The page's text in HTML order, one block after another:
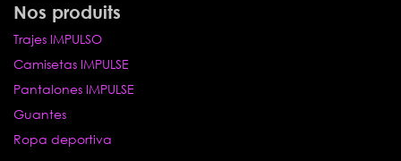
Nos produits
Trajes IMPULSO
Camisetas IMPULSE
Pantalones IMPULSE
Guantes
Ropa deportiva